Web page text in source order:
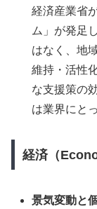
経済産業省
ム」が発足
はなく、地
維持・活性
な支援策の
は業界にと
経済（
景気変動と